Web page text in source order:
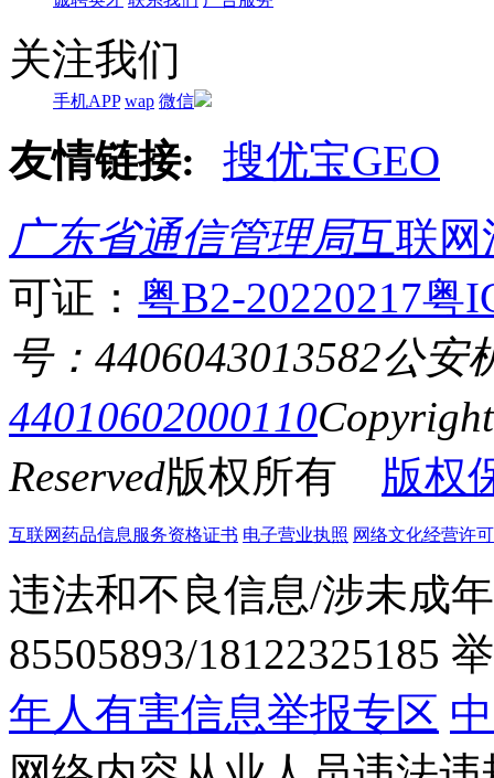
关注我们
手机APP wap 微信
友情链接:
搜优宝GEO
广东省通信管理局互联网
可证： 粤B2-20220217粤
号：4406043013582公安
44010602000110
Reserved版权所有 版权
互联网药品信息服务资格证书 电子营业执照 网络文化经营许
违法和不良信息/涉未成
85505893/18122325185
年人有害信息举报专区